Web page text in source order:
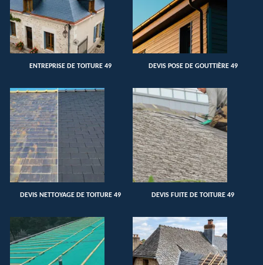
ENTREPRISE DE TOITURE 49 DEVIS POSE DE GOUTTIÈRE 49
DEVIS NETTOYAGE DE TOITURE 49 DEVIS FUITE DE TOITURE 49